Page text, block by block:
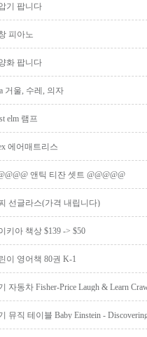
기 팝니다
피아노
화 팝니다
거울, 수레, 의자
elm 램프
에어매트리스
앤틱 티잔 셋트 @@@@@
선글라스(가격 내립니다)
키아 책상 $139 -> $50
이 영어책 80권 K-1
자동차 Fisher-Price Laugh & Learn
뮤직 테이블 Baby Einstein -